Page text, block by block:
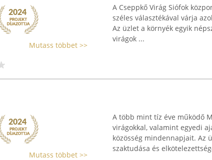
Mutass többet >>
A Cseppkő Virág Siófok
széles választékával várja
Az üzlet a környék egyik
virágok ...
Mutass többet >>
A több mint tíz éve működő
virágokkal, valamint egyedi
közösség mindennapjait. Az
szaktudása és